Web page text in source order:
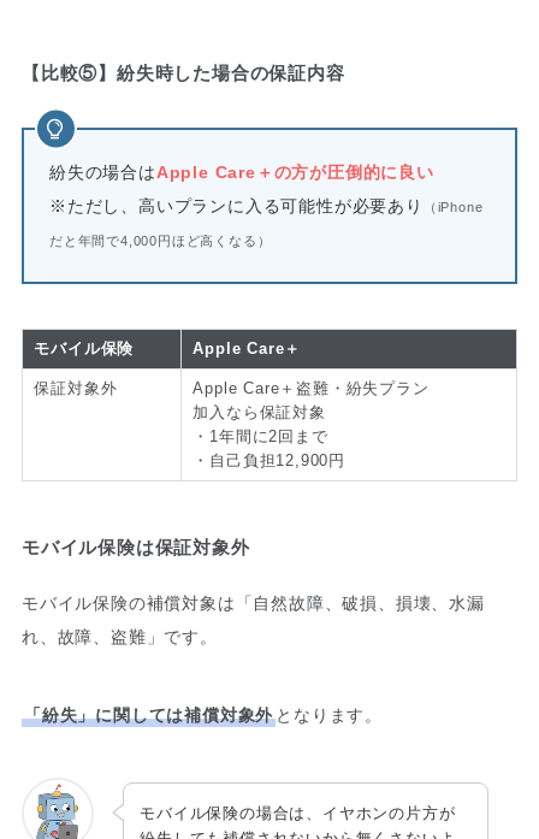
【比較⑤】紛失時した場合の保証内容
紛失の場合はApple Care＋の方が圧倒的に良い
※ただし、高いプランに入る可能性が必要あり
（iPhone
だと年間で4,000円ほど高くなる）
モバイル保険 Apple Care＋
保証対象外
Apple Care＋盗難・紛失プラン
加入なら保証対象
・1年間に2回まで
・自己負担12,900円
モバイル保険は保証対象外
モバイル保険の補償対象は「自然故障、破損、損壊、水漏
れ、故障、盗難」です。
「紛失」に関しては補償対象外 となります。
モバイル保険の場合は、イヤホンの片方が